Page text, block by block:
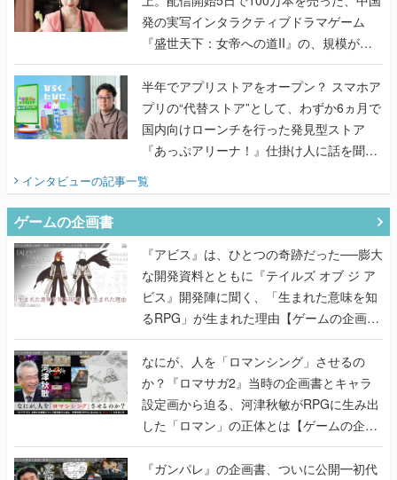
発の実写インタラクティブドラマゲーム
『盛世天下：女帝への道II』の、規模が違
うこだわりをプロデューサーに聞いた
半年でアプリストアをオープン？ スマホア
プリの“代替ストア”として、わずか6ヵ月で
国内向けローンチを行った発見型ストア
『あっぷアリーナ！』仕掛け人に話を聞い
てみた
インタビューの記事一覧
ゲームの企画書
『アビス』は、ひとつの奇跡だった──膨大
な開発資料とともに『テイルズ オブ ジ ア
ビス』開発陣に聞く、「生まれた意味を知
るRPG」が生まれた理由【ゲームの企画
書】
なにが、人を「ロマンシング」させるの
か？『ロマサガ2』当時の企画書とキャラ
設定画から迫る、河津秋敏がRPGに生み出
した「ロマン」の正体とは【ゲームの企画
書】
『ガンパレ』の企画書、ついに公開━初代